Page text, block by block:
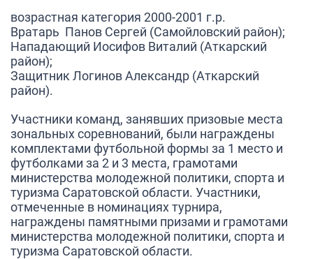
возрастная категория 2000-2001 г.р.
Вратарь Панов Сергей (Самойловский район);
Нападающий Иосифов Виталий (Аткарский
район);
Защитник Логинов Александр (Аткарский
район).
Участники команд, занявших призовые места
зональных соревнований, были награждены
комплектами футбольной формы за 1 место и
футболками за 2 и 3 места, грамотами
министерства молодежной политики, спорта и
туризма Саратовской области. Участники,
отмеченные в номинациях турнира,
награждены памятными призами и грамотами
министерства молодежной политики, спорта и
туризма Саратовской области.